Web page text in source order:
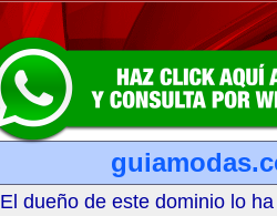
El dueño de este dominio lo